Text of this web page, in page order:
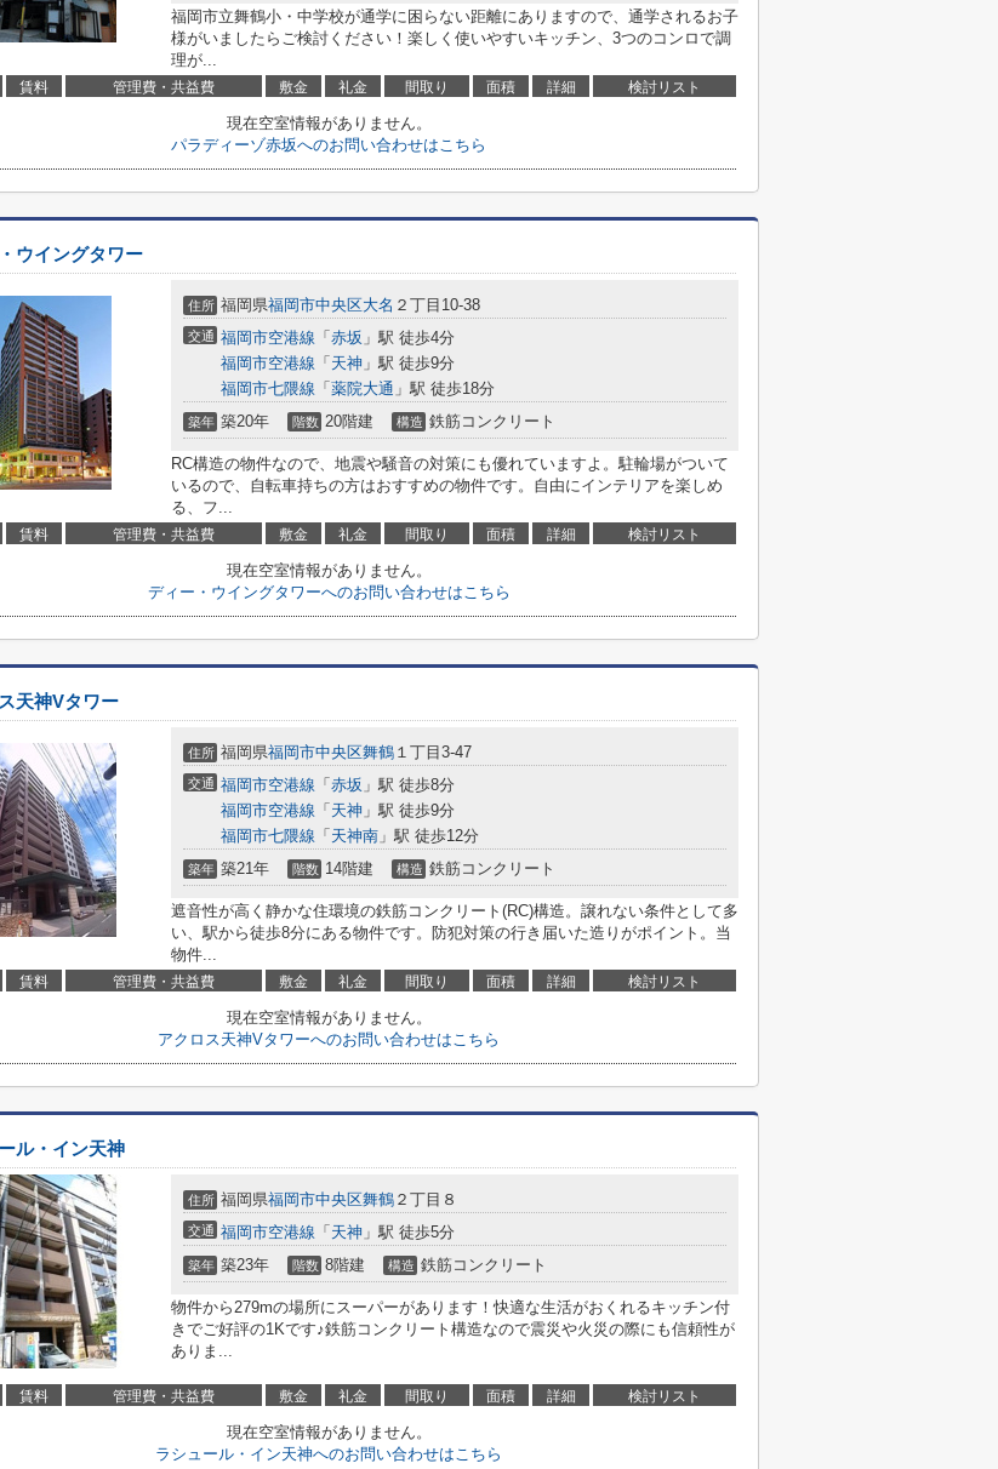
福岡市立舞鶴小・中学校が通学に困らない距離にありますので、通学されるお子
様がいましたらご検討ください！楽しく使いやすいキッチン、3つのコンロで調
理が...
賃料 管理費・共益費 敷金 礼金 間取り 面積 詳細 検討リスト
現在空室情報がありません。
パラディーゾ赤坂へのお問い合わせはこちら
ウイングタワー
住所 福岡県福岡市中央区大名 ２丁目10-38
交通 福岡市空港線 「 赤坂 」駅 徒歩4分
福岡市空港線 「 天神 」駅 徒歩9分
福岡市七隈線 「 薬院大通 」駅 徒歩18分
築年 築20年 階数 20階建 構造 鉄筋コンクリート
RC構造の物件なので、地震や騒音の対策にも優れていますよ。駐輪場がついて
いるので、自転車持ちの方はおすすめの物件です。自由にインテリアを楽しめ
る、フ...
賃料 管理費・共益費 敷金 礼金 間取り 面積 詳細 検討リスト
現在空室情報がありません。
ディー・ウイングタワーへのお問い合わせはこちら
天神Vタワー
住所 福岡県福岡市中央区舞鶴 １丁目3-47
交通 福岡市空港線 「 赤坂 」駅 徒歩8分
福岡市空港線 「 天神 」駅 徒歩9分
福岡市七隈線 「 天神南 」駅 徒歩12分
築年 築21年 階数 14階建 構造 鉄筋コンクリート
遮音性が高く静かな住環境の鉄筋コンクリート(RC)構造。譲れない条件として多
い、駅から徒歩8分にある物件です。防犯対策の行き届いた造りがポイント。当
物件...
賃料 管理費・共益費 敷金 礼金 間取り 面積 詳細 検討リスト
現在空室情報がありません。
アクロス天神Vタワーへのお問い合わせはこちら
ル・イン天神
住所 福岡県福岡市中央区舞鶴 ２丁目８
交通 福岡市空港線 「 天神 」駅 徒歩5分
築年 築23年 階数 8階建 構造 鉄筋コンクリート
物件から279mの場所にスーパーがあります！快適な生活がおくれるキッチン付
きでご好評の1Kです♪鉄筋コンクリート構造なので震災や火災の際にも信頼性が
ありま...
賃料 管理費・共益費 敷金 礼金 間取り 面積 詳細 検討リスト
現在空室情報がありません。
ラシュール・イン天神へのお問い合わせはこちら